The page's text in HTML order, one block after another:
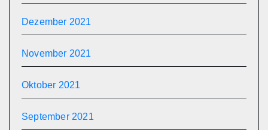
Dezember 2021
November 2021
Oktober 2021
September 2021